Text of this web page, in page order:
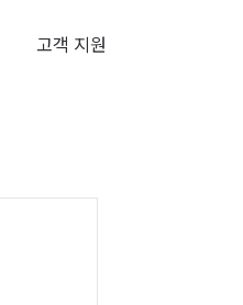
고객 지원